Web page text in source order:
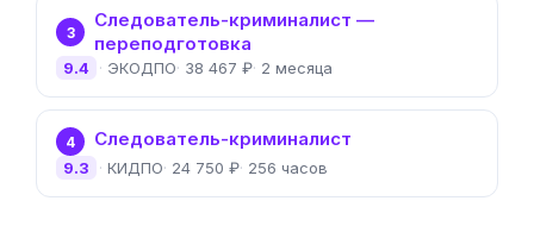
3
Следователь-криминалист —
переподготовка
ЭКОДПО 38 467 ₽ 2 месяца
9.4
4 Следователь-криминалист
КИДПО 24 750 ₽ 256 часов
9.3